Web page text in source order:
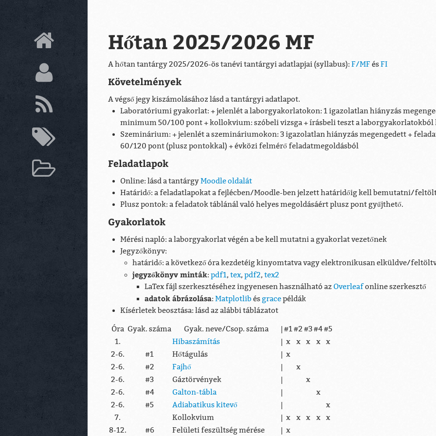
Hőtan 2025/2026 MF
A hőtan tantárgy 2025/2026-ös tanévi tantárgyi adatlapjai (syllabus): F/MF ésFI
Követelmények
A végső jegy kiszámolásához lásd a tantárgyi adatlapot.
Laboratóriumi gyakorlat: + jelenlét a laborgyakorlatokon: 1 igazolatlan hiányzás
minimum 50/100 pont + kollokvium: szóbeli vizsga + írásbeli teszt a
Szeminárium: + jelenlét a szemináriumokon: 3 igazolatlan hiányzás megengedett +
60/120 pont (plusz pontokkal) + évközi felmérő feladatmegoldásból
Feladatlapok
Online: lásd a tantárgyMoodle oldalát
Határidő: a feladatlapokat a fejlécben/Moodle-ben jelzett határidőig kell bemutatni/
Plusz pontok: a feladatok táblánál való helyes megoldásáért plusz pont gyűjthető.
Gyakorlatok
Mérési napló: a laborgyakorlat végén a be kell mutatni a gyakorlat vezetőnek
Jegyzőkönyv:
határidő: a következő óra kezdetéig kinyomtatva vagy elektronikusan elküldve/
jegyzőkönyv minták: pdf1, tex, pdf2, tex2
LaTex fájl szerkesztéséhez ingyenesen használható az Overleafonline szerkesztő
adatok ábrázolása: Matplotlib és gracepéldák
Kísérletek beosztása: lásd az alábbi táblázatot
Óra Gyak. száma Gyak. neve/Csop. száma | #1#2 #3#4#5
1.
Hibaszámítás | x x x x
x
2-6.
#1 Hőtágulás | x
2-6.
#2 Fajhő |
x
2-6.
#3 Gáztörvények |
x
2-6.
#4 Galton-tábla |
x
2-6.
#5 Adiabatikus kitevő |
x
7.
Kollokvium | x x x x
x
8-12.
#6 Felületi feszültség mérése | x